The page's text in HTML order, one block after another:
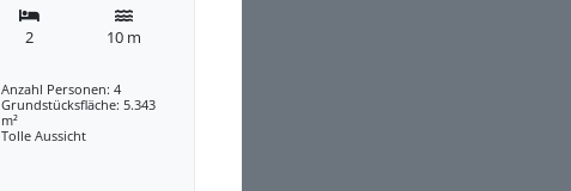
2
10 m
Anzahl Personen: 4
Grundstücksfläche: 5.343
m²
Tolle Aussicht